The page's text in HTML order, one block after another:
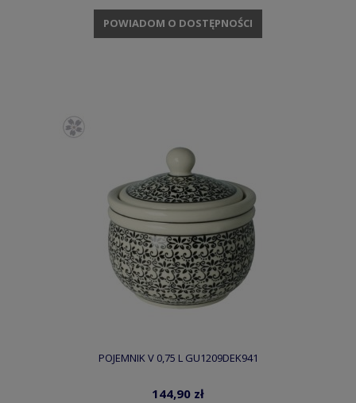
POWIADOM O DOSTĘPNOŚCI
POJEMNIK V 0,75 L GU1209DEK941
144,90 zł